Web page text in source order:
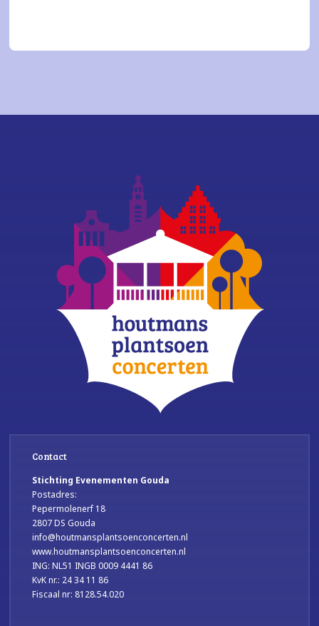
Contact
Stichting Evenementen Gouda
Postadres:
Pepermolenerf 18
2807 DS Gouda
info@houtmansplantsoenconcerten.nl
www.houtmansplantsoenconcerten.nl
ING: NL51 INGB 0009 4441 86
KvK nr.: 24 34 11 86
Fiscaal nr: 8128.54.020